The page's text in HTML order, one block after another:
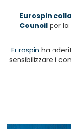
Eurospin
Council per
Eurospin ha
sensibilizzare i